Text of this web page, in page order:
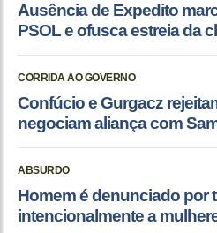
Ausência de Expedito
PSOL e ofusca estreia da
CORRIDA AO GOVERNO
Confúcio e Gurgacz
negociam aliança com
ABSURDO
Homem é denunciado por
intencionalmente a